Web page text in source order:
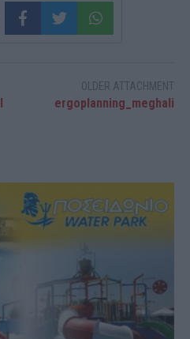
OLDER ATTACHMENT
ergoplanning_meghali